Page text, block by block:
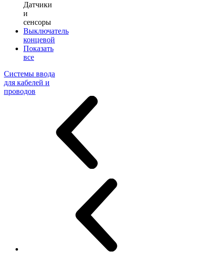
Датчики
и
сенсоры
Выключатель
концевой
Показать
все
Системы ввода
для кабелей и
проводов